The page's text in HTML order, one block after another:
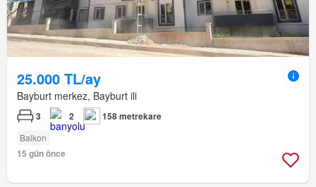
25.000 TL/ay
Bayburt merkez, Bayburt ili
3 2 158 metrekare
Balkon
15 gün önce